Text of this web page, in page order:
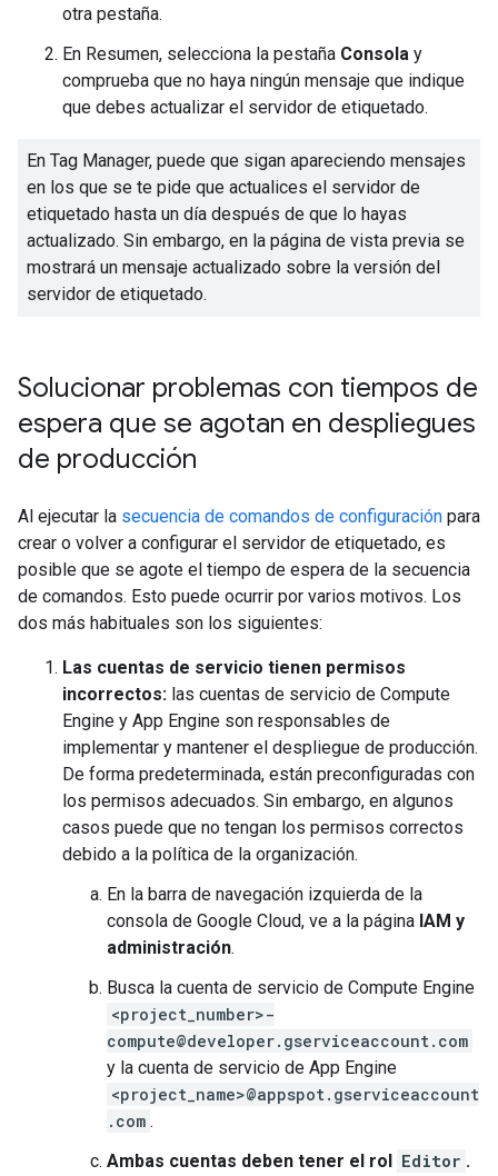
otra pestaña.
En Resumen, selecciona la pestaña Consola y
comprueba que no haya ningún mensaje que indique
que debes actualizar el servidor de etiquetado.
En Tag Manager, puede que sigan apareciendo mensajes
en los que se te pide que actualices el servidor de
etiquetado hasta un día después de que lo hayas
actualizado. Sin embargo, en la página de vista previa se
mostrará un mensaje actualizado sobre la versión del
servidor de etiquetado.
Solucionar problemas con tiempos de
espera que se agotan en despliegues
de producción
Al ejecutar la secuencia de comandos de configuración para
crear o volver a configurar el servidor de etiquetado, es
posible que se agote el tiempo de espera de la secuencia
de comandos. Esto puede ocurrir por varios motivos. Los
dos más habituales son los siguientes:
Las cuentas de servicio tienen permisos
incorrectos: las cuentas de servicio de Compute
Engine y App Engine son responsables de
implementar y mantener el despliegue de producción.
De forma predeterminada, están preconfiguradas con
los permisos adecuados. Sin embargo, en algunos
casos puede que no tengan los permisos correctos
debido a la política de la organización.
En la barra de navegación izquierda de la
consola de Google Cloud, ve a la página IAM y
administración.
Busca la cuenta de servicio de Compute Engine
<project_number>-
compute@developer.gserviceaccount.com
y la cuenta de servicio de App Engine
<project_name>@appspot.gserviceaccount
.com .
Ambas cuentas deben tener el rol
Editor .